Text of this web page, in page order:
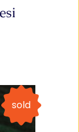
sold